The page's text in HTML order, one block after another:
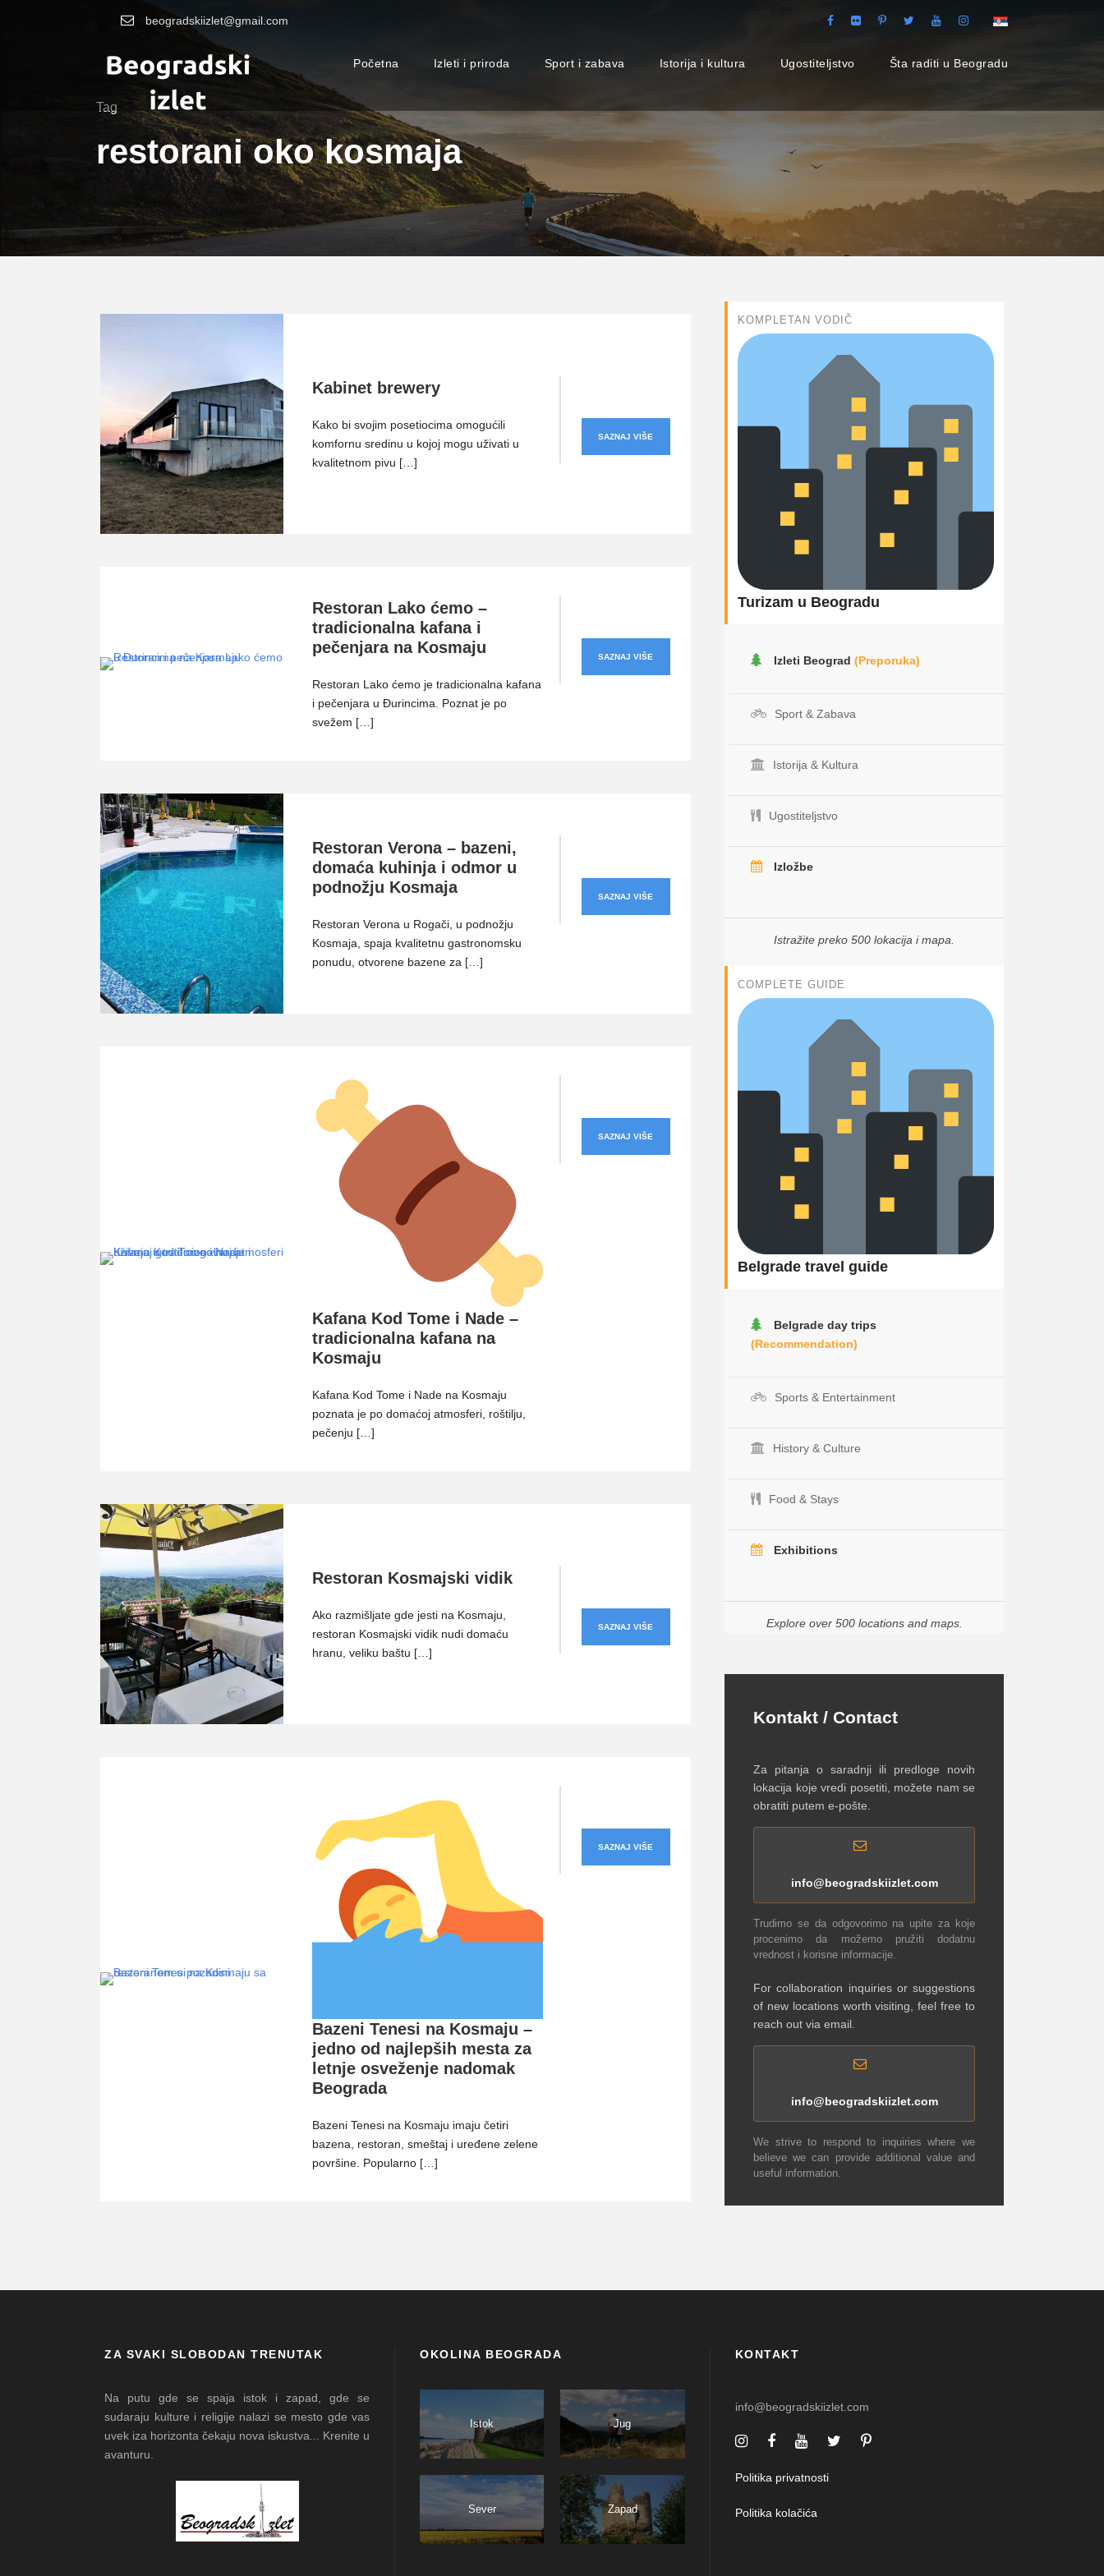
beogradskiizlet@gmail.com
Početna Izleti i priroda Sport i zabava Istorija i kultura Ugostiteljstvo Šta raditi u Beogradu
Tag
restorani oko kosmaja
Kabinet brewery
Kako bi svojim posetiocima omogućili
komfornu sredinu u kojoj mogu uživati u
kvalitetnom pivu […]
SAZNAJ VIŠE
Restoran Lako ćemo –
tradicionalna kafana i
pečenjara na Kosmaju
Restoran Lako ćemo je tradicionalna kafana
i pečenjara u Đurincima. Poznat je po
svežem […]
SAZNAJ VIŠE
Restoran Verona – bazeni,
domaća kuhinja i odmor u
podnožju Kosmaja
Restoran Verona u Rogači, u podnožju
Kosmaja, spaja kvalitetnu gastronomsku
ponudu, otvorene bazene za […]
SAZNAJ VIŠE
Kafana Kod Tome i Nade –
tradicionalna kafana na
Kosmaju
Kafana Kod Tome i Nade na Kosmaju
poznata je po domaćoj atmosferi, roštilju,
pečenju […]
SAZNAJ VIŠE
Restoran Kosmajski vidik
Ako razmišljate gde jesti na Kosmaju,
restoran Kosmajski vidik nudi domaću
hranu, veliku baštu […]
SAZNAJ VIŠE
Bazeni Tenesi na Kosmaju –
jedno od najlepših mesta za
letnje osveženje nadomak
Beograda
Bazeni Tenesi na Kosmaju imaju četiri
bazena, restoran, smeštaj i uređene zelene
površine. Popularno […]
SAZNAJ VIŠE
KOMPLETAN VODIČ
Turizam u Beogradu
Izleti Beograd (Preporuka)
Sport & Zabava
Istorija & Kultura
Ugostiteljstvo
Izložbe
Istražite preko 500 lokacija i mapa.
COMPLETE GUIDE
Belgrade travel guide
Belgrade day trips
(Recommendation)
Sports & Entertainment
History & Culture
Food & Stays
Exhibitions
Explore over 500 locations and maps.
Kontakt / Contact
Za pitanja o saradnji ili predloge novih
lokacija koje vredi posetiti, možete nam se
obratiti putem e-pošte.
info@beogradskiizlet.com
Trudimo se da odgovorimo na upite za koje
procenimo da možemo pružiti dodatnu
vrednost i korisne informacije.
For collaboration inquiries or suggestions
of new locations worth visiting, feel free to
reach out via email.
info@beogradskiizlet.com
We strive to respond to inquiries where we
believe we can provide additional value and
useful information.
ZA SVAKI SLOBODAN TRENUTAK
Na putu gde se spaja istok i zapad, gde se
sudaraju kulture i religije nalazi se mesto gde vas
uvek iza horizonta čekaju nova iskustva... Krenite u
avanturu.
OKOLINA BEOGRADA
Istok Jug
Sever Zapad
KONTAKT
info@beogradskiizlet.com
Politika privatnosti
Politika kolačića